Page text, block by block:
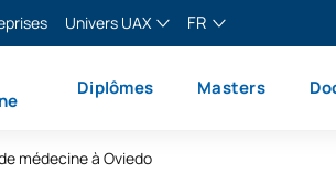
Univers UAX
FR
English
Italiano
Diplômes Masters
médecine à Oviedo